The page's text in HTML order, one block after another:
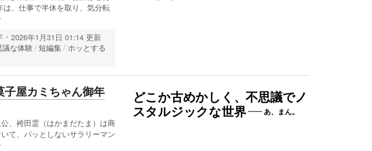
、仕事で半休を取り、気分転
2026年1月31日 01:14 更新
議な体験 短編集
ホッとする
どこか古めかしく、不思議でノ
スタルジックな世界
あ、まん。
子屋カミちゃん御年
、袴田霊（はかまだたま）は商
て、パッとしないサラリーマン